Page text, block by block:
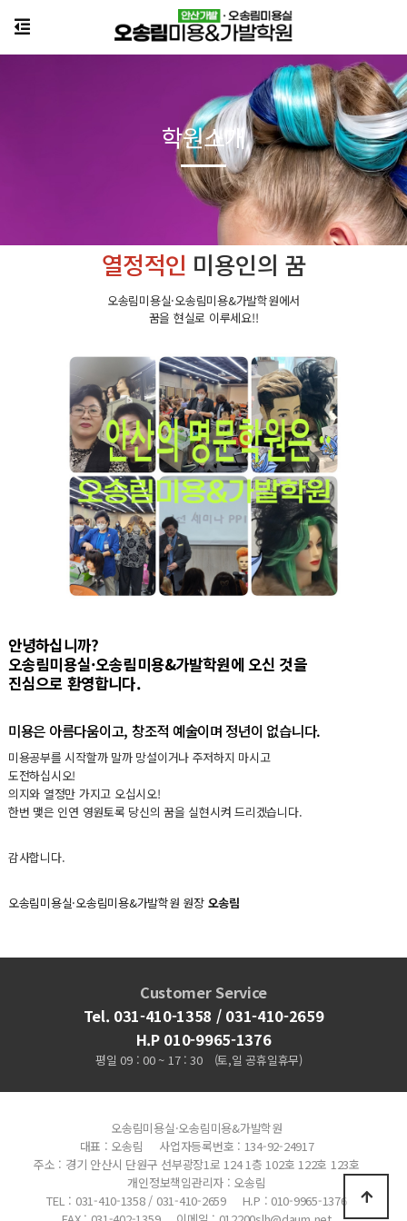
학원소개
열정적인 미용인의 꿈
오송림미용실·오송림미용&가발학원에서
꿈을 현실로 이루세요!!
안녕하십니까?
오송림미용실·오송림미용&가발학원에 오신 것을
진심으로 환영합니다.
미용은 아름다움이고, 창조적 예술이며 정년이 없습니다.
미용공부를 시작할까 말까 망설이거나 주저하지 마시고
도전하십시오!
의지와 열정만 가지고 오십시오!
한번 맺은 인연 영원토록 당신의 꿈을 실현시켜 드리겠습니다.
감사합니다.
오송림미용실·오송림미용&가발학원 원장 오송림
Customer Service
Tel. 031-410-1358 / 031-410-2659
H.P 010-9965-1376
평일 09 : 00 ~ 17 : 30 (토,일 공휴일휴무)
오송림미용실·오송림미용&가발학원
대표 : 오송림
사업자등록번호 : 134-92-24917
주소 : 경기 안산시 단원구 선부광장1로 124 1층 102호 122호 123호
개인정보책임관리자 : 오송림
TEL : 031-410-1358 / 031-410-2659
H.P : 010-9965-1376